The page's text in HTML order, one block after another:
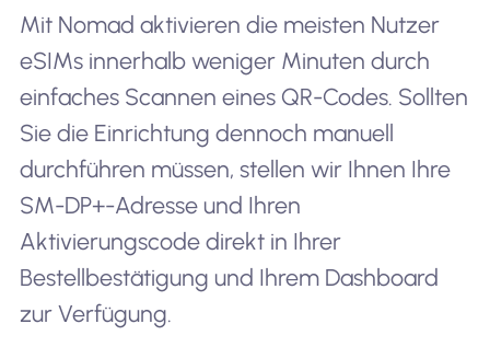
Mit Nomad aktivieren die meisten Nutzer
eSIMs innerhalb weniger Minuten durch
einfaches Scannen eines QR-Codes. Sollten
Sie die Einrichtung dennoch manuell
durchführen müssen, stellen wir Ihnen Ihre
SM-DP+-Adresse und Ihren
Aktivierungscode direkt in Ihrer
Bestellbestätigung und Ihrem Dashboard
zur Verfügung.